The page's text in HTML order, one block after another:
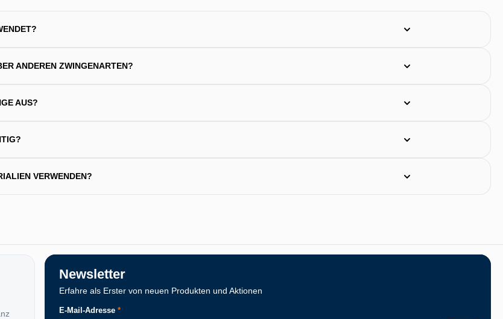
ANDEREN ZWINGENARTEN?
AUS?
VERWENDEN?
Newsletter
Erfahre als Erster von neuen Produkten und Aktionen
E-Mail-Adresse *